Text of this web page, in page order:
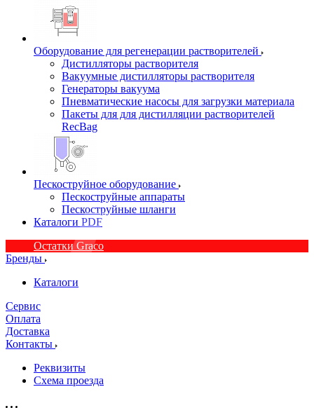
Оборудование для регенерации растворителей
Дистилляторы растворителя
Вакуумные дистилляторы растворителя
Генераторы вакуума
Пневматические насосы для загрузки материала
Пакеты для для дистилляции растворителей
RecBag
Пескоструйное оборудование
Пескоструйные аппараты
Пескоструйные шланги
Каталоги PDF
Остатки Graco
Бренды
Каталоги
Сервис
Оплата
Доставка
Контакты
Реквизиты
Схема проезда